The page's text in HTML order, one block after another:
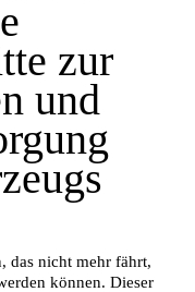
zur
und
das nicht mehr fährt,
können. Dieser